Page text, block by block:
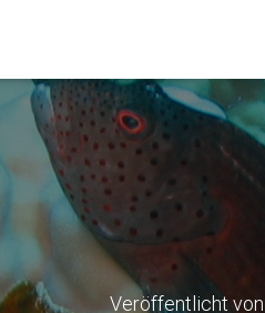
Veröffentlicht von